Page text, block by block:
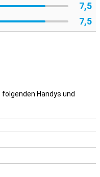
7,5
7,5
Handys und